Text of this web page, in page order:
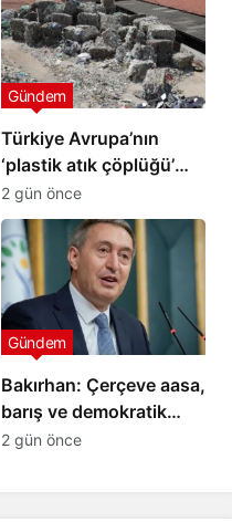
Türkiye Avrupa’nın
‘plastik atık çöplüğü’
mü?
Gündem
2 gün önce
Bakırhan: Çerçeve aasa,
barış ve demokratik
çözümün ilk adımıdır
Gündem
2 gün önce